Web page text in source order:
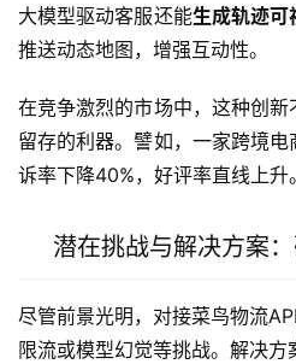
大模型驱动客服还能生成轨迹可
推送动态地图，增强互动性。
在竞争激烈的市场中，这种创
留存的利器。譬如，一家跨境
诉率下降40%，好评率直线上升。
潜在挑战与解决方案
尽管前景光明，对接菜鸟物流
限流或模型幻觉等挑战。解决方